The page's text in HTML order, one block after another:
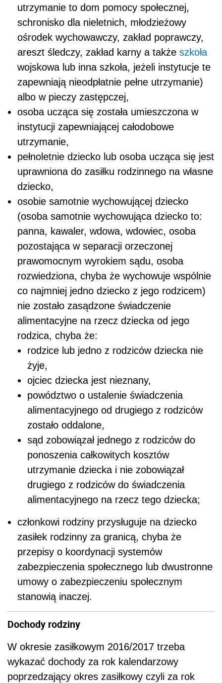
utrzymanie to dom pomocy społecznej,
schronisko dla nieletnich, młodzieżowy
ośrodek wychowawczy, zakład poprawczy,
areszt śledczy, zakład karny a także szkoła
wojskowa lub inna szkoła, jeżeli instytucje te
zapewniają nieodpłatnie pełne utrzymanie)
albo w pieczy zastępczej,
osoba ucząca się została umieszczona w
instytucji zapewniającej całodobowe
utrzymanie,
pełnoletnie dziecko lub osoba ucząca się jest
uprawniona do zasiłku rodzinnego na własne
dziecko,
osobie samotnie wychowującej dziecko
(osoba samotnie wychowująca dziecko to:
panna, kawaler, wdowa, wdowiec, osoba
pozostająca w separacji orzeczonej
prawomocnym wyrokiem sądu, osoba
rozwiedziona, chyba że wychowuje wspólnie
co najmniej jedno dziecko z jego rodzicem)
nie zostało zasądzone świadczenie
alimentacyjne na rzecz dziecka od jego
rodzica, chyba że:
rodzice lub jedno z rodziców dziecka nie
żyje,
ojciec dziecka jest nieznany,
powództwo o ustalenie świadczenia
alimentacyjnego od drugiego z rodziców
zostało oddalone,
sąd zobowiązał jednego z rodziców do
ponoszenia całkowitych kosztów
utrzymanie dziecka i nie zobowiązał
drugiego z rodziców do świadczenia
alimentacyjnego na rzecz tego dziecka;
członkowi rodziny przysługuje na dziecko
zasiłek rodzinny za granicą, chyba że
przepisy o koordynacji systemów
zabezpieczenia społecznego lub dwustronne
umowy o zabezpieczeniu społecznym
stanowią inaczej.
Dochody rodziny
W okresie zasiłkowym 2016/2017 trzeba
wykazać dochody za rok kalendarzowy
poprzedzający okres zasiłkowy czyli za rok